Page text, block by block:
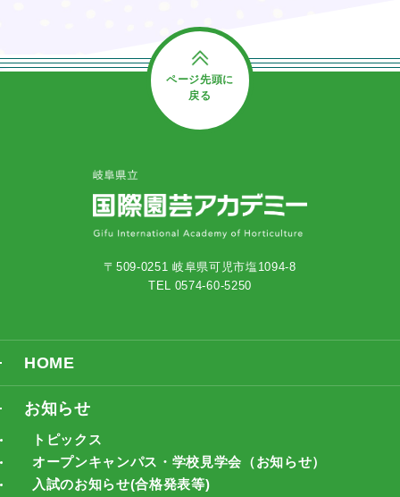
ページ先頭に
戻る
〒509-0251 岐阜県可児市塩1094-8
TEL 0574-60-5250
HOME
お知らせ
トピックス
オープンキャンパス・学校見学会（お知らせ）
入試のお知らせ(合格発表等)